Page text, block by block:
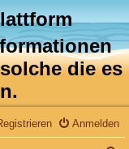
die es
Anmelden